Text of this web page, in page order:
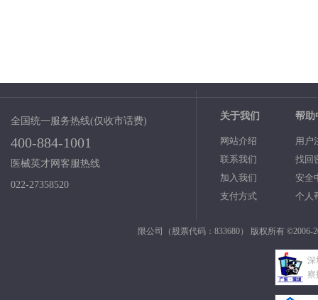
全国统一服务热线(仅收市话费)
400-884-1001
医械英才网客服热线
022-27358520
关于我们
网站介绍
联系我们
加入我们
支付方式
帮助
用户
找回
安全
个人
限公司（股票代码：833680） 版权所有 ©2006-
深
察